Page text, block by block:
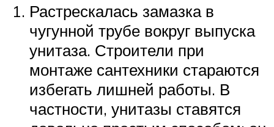
Растрескалась замазка в
чугунной трубе вокруг выпуска
унитаза. Строители при
монтаже сантехники стараются
избегать лишней работы. В
частности, унитазы ставятся